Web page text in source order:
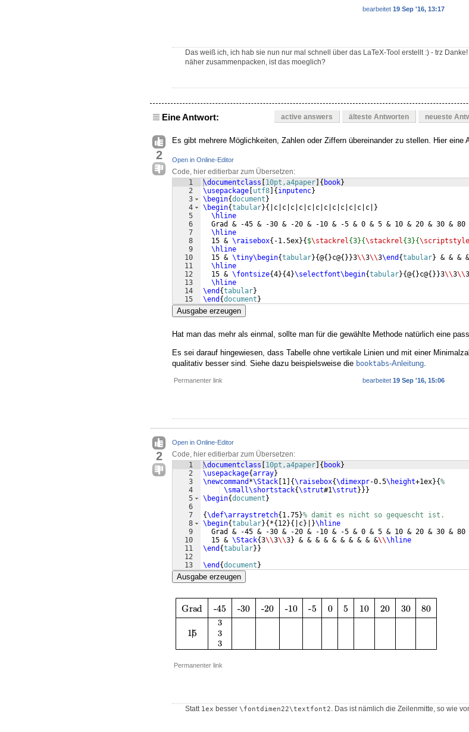
bearbeitet 19 Sep '16, 13:17
Das weiß ich, ich hab sie nun nur mal schnell über das LaTeX-Tool erstellt :) - trz
näher zusammenpacken, ist das moeglich?
Eine Antwort: active answers älteste Antworten neueste
2
Es gibt mehrere Möglichkeiten, Zahlen oder Ziffern übereinander zu stellen. Hier eine
Open in Online-Editor
Code, hier editierbar zum Übersetzen:
1
2
3
4
5
6
7
8
9
10
11
12
13
14
15
\documentclass 10pt,a4paper { book}
\usepackage utf8 { inputenc}
\begin{document }
\begin{tabular}{ |c|c|c|c|c|c|c|c|c|c|c|c|
}
\hline
  Grad & -45 & -30 & -20 & -10 & -5 & 0 & 5 & 10 & 20 & 30 & 80
\hline
  15 &
\raisebox{ -1.5ex}{ $\stackrel{3}{\stackrel{3}{\scriptstyle
\hline
  15 &
\tiny\begin{tabular}{@{ }c@{ }}3\\3\\3\end {tabular} & & &
\hline
  15 &
\fontsize{4}{4}\selectfont\begin{tabular}{@{ }c@{ }}3\\3\\3
\hline
\end {tabular}
\end {document }
Ausgabe erzeugen
Hat man das mehr als einmal, sollte man für die gewählte Methode natürlich eine
Es sei darauf hingewiesen, dass Tabelle ohne vertikale Linien und mit einer
qualitativ besser sind. Siehe dazu beispielsweise die booktabs-Anleitung.
Permanenter link bearbeitet 19 Sep '16, 15:06
2
Open in Online-Editor
Code, hier editierbar zum Übersetzen:
1
2
3
4
5
6
7
8
9
10
11
12
13
\documentclass 10pt,a4paper { book}
\usepackage{array}
\newcommand *\Stack 1 {\raisebox{\dimexpr-0.5\height+1ex}{%
\small\shortstack{\strut#1\strut }}}
\begin{document }
{\def\arraystretch{ 1.75}% damit es nicht so gequescht ist.
\begin{tabular}{ *{ 12}{ |c} }\hline
  Grad & -45 & -30 & -20 & -10 & -5 & 0 & 5 & 10 & 20 & 30 & 80
  15 &
\Stack{3\\3\\3} & & & & & & & & & &\\\hline
\end {tabular} }
\end {document }
Ausgabe erzeugen
Permanenter link
Statt 1ex besser \fontdimen22\textfont2. Das ist nämlich die Zeilenmitte, so wie